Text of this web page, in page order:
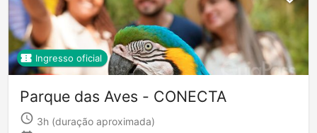
Ingresso oficial
Parque das Aves - CONECTA
3h (duração aproximada)